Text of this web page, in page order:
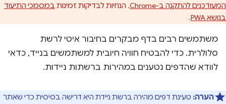
המעודכנים להתקנה ב-Chrome
. הנחיות לבדיקות זמינות במסמכי התיעוד
בנושא PWA
.
משתמשים רבים בדף מבקרים בחיבור איטי לרשת
סלולרית. כדי להבטיח חוויה חיובית למשתמשים בנייד, כדאי
לוודא שהדפים נטענים במהירות ברשתות ניידות.
הערה: טעינת דפים מהירה ברשת ניידת היא דרישה בסיסית כדי שאתר